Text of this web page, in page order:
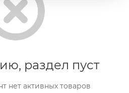
раздел пуст
нет активных товаров